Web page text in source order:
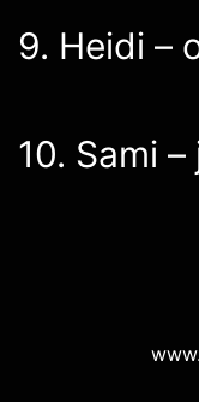
9. Heidi –
10. Sami